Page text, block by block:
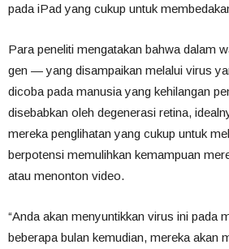
pada iPad yang cukup untuk
Para peneliti mengatakan bahwa dalam
gen — yang disampaikan melalui virus
dicoba pada manusia yang kehilangan
disebabkan oleh degenerasi retina,
mereka penglihatan yang cukup untuk
berpotensi memulihkan kemampuan
atau menonton video.
“Anda akan menyuntikkan virus ini pada
beberapa bulan kemudian, mereka akan